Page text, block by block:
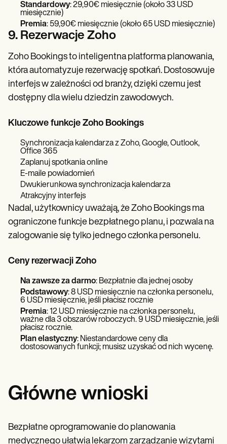
Standardowy: 29,90€ miesięcznie (około 33 USD
miesięcznie)
Premia: 59,90€ miesięcznie (około 65 USD miesięcznie)
9. Rezerwacje Zoho
Zoho Bookings to inteligentna platforma planowania,
która automatyzuje rezerwację spotkań. Dostosowuje
interfejs w zależności od branży, dzięki czemu jest
dostępny dla wielu dziedzin zawodowych.
Kluczowe funkcje Zoho Bookings
Synchronizacja kalendarza z Zoho, Google, Outlook,
Office 365
Zaplanuj spotkania online
E-maile powiadomień
Dwukierunkowa synchronizacja kalendarza
Atrakcyjny interfejs
Nadal, użytkownicy uważają, że Zoho Bookings ma
ograniczone funkcje bezpłatnego planu, i pozwala na
zalogowanie się tylko jednego członka personelu.
Ceny rezerwacji Zoho
Na zawsze za darmo: Bezpłatnie dla jednej osoby
Podstawowy: 8 USD miesięcznie na członka personelu,
6 USD miesięcznie, jeśli płacisz rocznie
Premia: 12 USD miesięcznie na członka personelu,
ważne dla 3 obszarów roboczych. 9 USD miesięcznie, jeśli
płacisz rocznie.
Plan elastyczny: Niestandardowe ceny dla
dostosowanych funkcji; musisz uzyskać od nich wycenę.
Główne wnioski
Bezpłatne oprogramowanie do planowania
medycznego ułatwia lekarzom zarządzanie wizytami